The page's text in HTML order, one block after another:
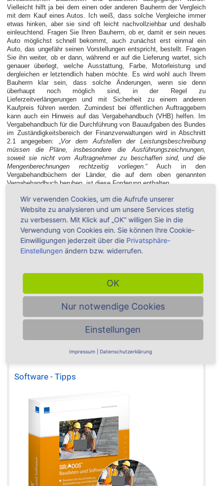
Vielleicht hilft ja bei dem einen oder anderen Bauherrn der Vergleich
mit dem Kauf eines Autos. Ich weiß, dass solche Vergleiche immer
etwas hinken, aber sie sind oft leicht nachvollziehbar und deshalb
einleuchtend. Fragen Sie Ihren Bauherrn, ob er, damit er sein neues
Auto möglichst schnell bekommt, auch zunächst erst einmal ein
Auto, das ungefähr seinen Vorstellungen entspricht, bestellt. Fragen
Sie ihn weiter, ob er dann, während er auf die Lieferung wartet, sich
genauer überlegt, welche Ausstattung, Farbe, Motorleistung und
dergleichen er letztendlich haben möchte. Es wird wohl auch Ihrem
Bauherrn klar sein, dass solche Änderungen, wenn sie denn
überhaupt noch möglich sind, in der Regel zu
Lieferzeitverlängerungen und mit Sicherheit zu einem anderen
Kaufpreis führen werden. Zumindest bei öffentlichen Auftraggebern
kann auch ein Hinweis auf das Vergabehandbuch (VHB) helfen. Im
Vergabehandbuch für die Durchführung von Bauaufgaben des Bundes
im Zuständigkeitsbereich der Finanzverwaltungen wird in Abschnitt
2.1 angegeben: „Vor dem Aufstellen der Leistungsbeschreibung
müssen die Pläne, insbesondere die Ausführungszeichnungen,
soweit sie nicht vom Auftragnehmer zu beschaffen sind, und die
Mengenberechnungen rechtzeitig vorliegen.“ Auch in den
Vergabehandbüchern der Länder, die auf dem oben genannten
Vergabehandbuch beruhen, ist diese Forderung enthalten.
Weitere Inhalte & Expertentipps zu ...
Software - Tipps
Wir verwenden Cookies, um die Aufrufe unserer
Website zu analysieren und um unsere Services stetig
zu verbessern. Mit Klick auf „OK“ willigen Sie in die
Verwendung von Cookies ein. Sie können Ihre Cookie-
Einwilligungen jederzeit über die Privatsphäre-
Einstellungen ändern bzw. widerrufen.
OK
Nur notwendige Cookies
Einstellungen
Impressum Datenschutzerklärung